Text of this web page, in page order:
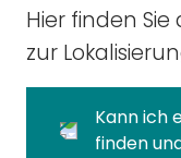
Hier finden
zur
Kann ich
finden